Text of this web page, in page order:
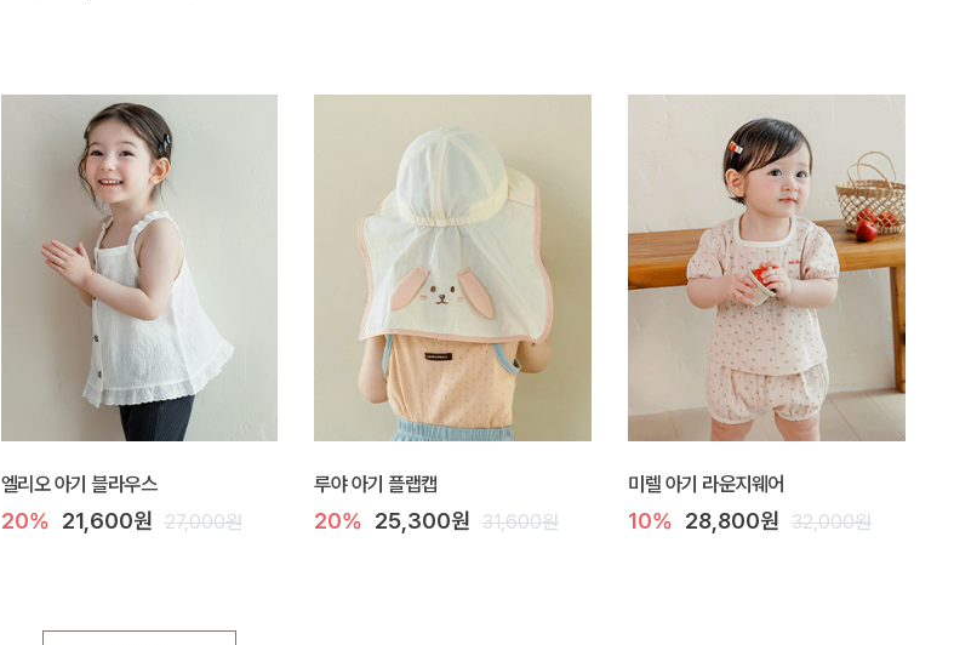
엘리오 아기 블라우스
20% 21,600원 27,000원
루야 아기 플랩캡
20% 25,300원 31,600원
미렐 아기 라운지웨어
10% 28,800원 32,000원